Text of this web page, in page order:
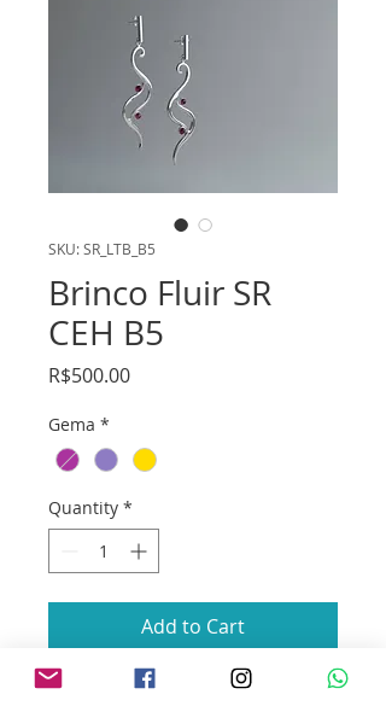
SKU: SR_LTB_B5
Brinco Fluir SR
CEH B5
R$500.00Price
Gema *
Quantity *
Add to Cart
Par de brincos em prata 950 e 925 e 4